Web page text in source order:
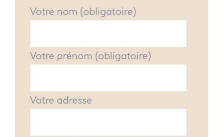
Votre nom (obligatoire)
Votre prénom (obligatoire)
Votre adresse